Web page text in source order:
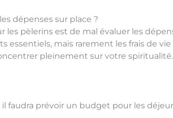
dépenses sur place ?
les pèlerins est de mal évaluer les
essentiels, mais rarement les frais de
pleinement sur votre
faudra prévoir un budget pour les